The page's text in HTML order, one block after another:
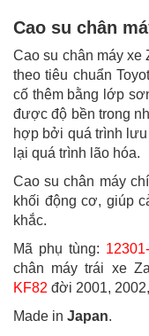
Cao su chân
Cao su chân máy xe
theo tiêu chuẩn
cố thêm bằng lớp
được độ bền trong
hợp bởi quá trình
lại quá trình lão hóa.
Cao su chân máy
khối động cơ, giúp
khắc.
Mã phụ tùng:
chân máy trái xe
KF82 đời 2001,
Made in Japan.